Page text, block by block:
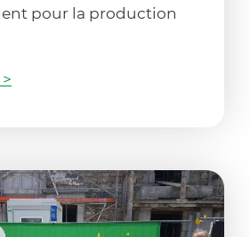
pour la production